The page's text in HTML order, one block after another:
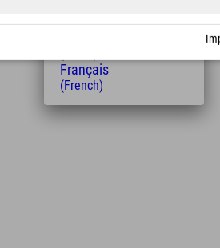
19 km 21 Min.
(Hungarian)
Français
(French)